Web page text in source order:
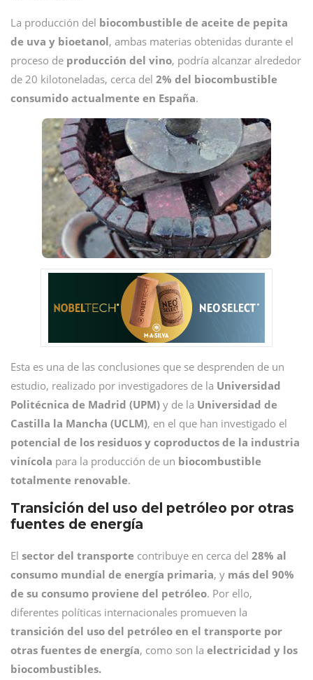
La producción del biocombustible de aceite de pepita
de uva y bioetanol, ambas materias obtenidas durante el
proceso de producción del vino, podría alcanzar alrededor
de 20 kilotoneladas, cerca del 2% del biocombustible
consumido actualmente en España.
Esta es una de las conclusiones que se desprenden de un
estudio, realizado por investigadores de la Universidad
Politécnica de Madrid (UPM) y de la Universidad de
Castilla la Mancha (UCLM), en el que han investigado el
potencial de los residuos y coproductos de la industria
vinícola para la producción de un biocombustible
totalmente renovable.
Transición del uso del petróleo por otras
fuentes de energía
El sector del transporte contribuye en cerca del 28% al
consumo mundial de energía primaria, y más del 90%
de su consumo proviene del petróleo. Por ello,
diferentes políticas internacionales promueven la
transición del uso del petróleo en el transporte por
otras fuentes de energía, como son la electricidad y los
biocombustibles.